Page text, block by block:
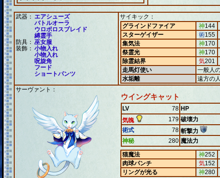
武器： エアシューズ
バトルオーラ
ウロボロスブレイド
縛霊手
防具：巫女服
装飾：小物入れ
小物入れ
呪旋角
フード
ショートパンツ
サイキック：
グラインドファイア
神144
スターゲイザー
術155
集気法
神170
祭霊光
神170
除霊結界
気201
走馬灯使い
一般人
水垢離
遠方の
サーヴァント：
ウイングキャット
LV 78 HP
気魄
179 破壊力
術式
78 斬撃力
神秘
280 魔法力
猫魔法
神252
肉球パンチ
気152
リングが光る
神280